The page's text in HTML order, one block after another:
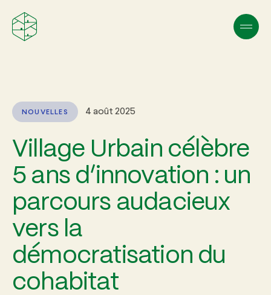
NOUVELLES 4 août 2025
Village Urbain célèbre
5 ans d’innovation : un
parcours audacieux
vers la
démocratisation du
cohabitat